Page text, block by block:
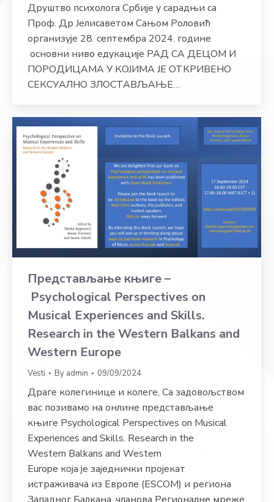
Друштво психолога Србије у сарадњи са
Проф. Др Јелисаветом Сањом Роловић
организује 28. септембра 2024. године
основни ниво едукације РАД СА ДЕЦОМ И
ПОРОДИЦАМА У КОЈИМА ЈЕ ОТКРИВЕНО
СЕКСУАЛНО ЗЛОСТАВЉАЊЕ…
Представљање књиге –
Psychological Perspectives on
Musical Experiences and Skills.
Research in the Western Balkans and
Western Europe
Vesti By admin 09/09/2024
Драге колегинице и колеге, Са задовољством
вас позивамо на онлине представљање
књиге Psychological Perspectives on Musical
Experiences and Skills. Research in the
Western Balkans and Western
Europe која је заједнички пројекат
истраживача из Европе (ESCOM) и региона